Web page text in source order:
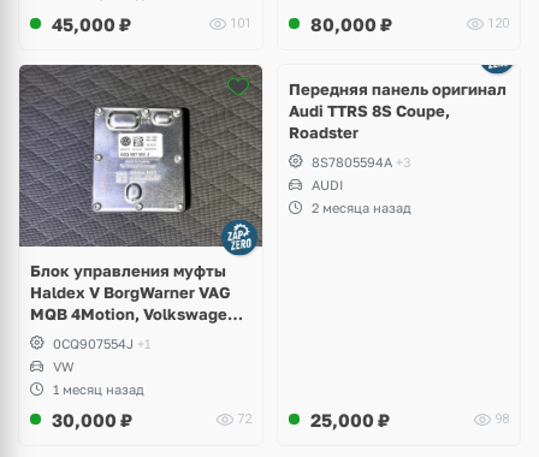
45,000 ₽ 101 80,000 ₽ 120
Блок управления муфты
Haldex V BorgWarner VAG
MQB 4Motion, Volkswagen
Tiguan
0CQ907554J +1
VW
1 месяц назад
30,000 ₽ 72
2 фото
Передняя панель оригинал
Audi TTRS 8S Coupe,
Roadster
8S7805594A +3
AUDI
2 месяца назад
25,000 ₽ 98